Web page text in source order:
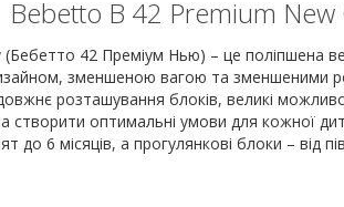
B 42 Premium New
(Бебетто 42 Преміум Нью) – це поліпшена
зменшеною вагою та зменшеними
розташування блоків, великі
оптимальні умови для кожної
6 місяців, а прогулянкові блоки – від